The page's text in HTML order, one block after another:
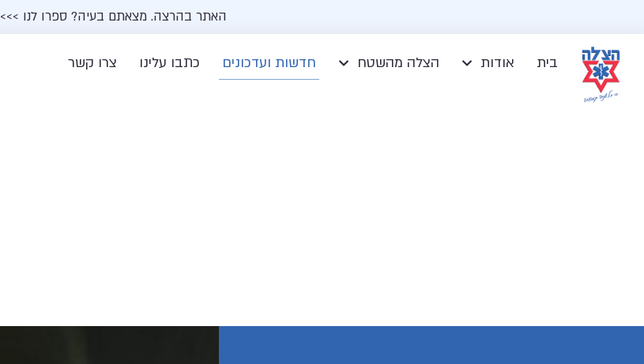
האתר בהרצה. מצאתם בעיה? ספרו לנו >>>
בית אודות הצלה מהשטח חדשות ועדכונים כתבו עלינו צרו קשר